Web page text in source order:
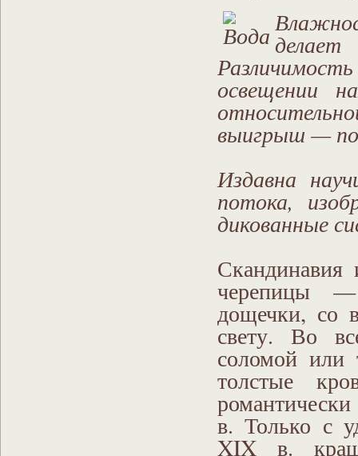
освещении
выигрыш —
Издавна
потока,
дикованные
Скандинавия
черепицы
дощечки, со
свету. Во
соломой
толстые
в. Только с
XIX в.